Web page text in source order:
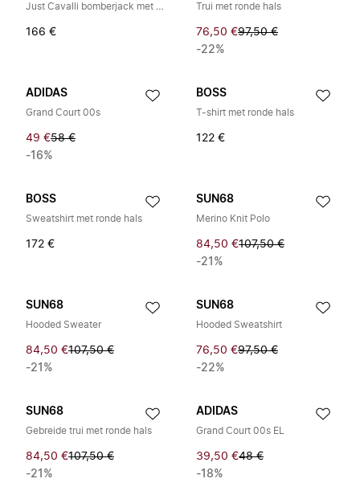
Just Cavalli bomberjack met lange mouwen
166 €
Trui met ronde hals
76,50 €97,50 €
-22%
ADIDAS
Grand Court 00s
49 €58 €
-16%
BOSS
T-shirt met ronde hals
122 €
BOSS
Sweatshirt met ronde hals
172 €
SUN68
Merino Knit Polo
84,50 €107,50 €
-21%
SUN68
Hooded Sweater
84,50 €107,50 €
-21%
SUN68
Hooded Sweatshirt
76,50 €97,50 €
-22%
SUN68
Gebreide trui met ronde hals
84,50 €107,50 €
-21%
ADIDAS
Grand Court 00s EL
39,50 €48 €
-18%